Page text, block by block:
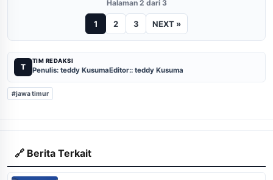
Halaman 2 dari 3
1 2 3 NEXT »
T
TIM REDAKSI
Penulis: teddy KusumaEditor:: teddy Kusuma
#jawa timur
🔗 Berita Terkait